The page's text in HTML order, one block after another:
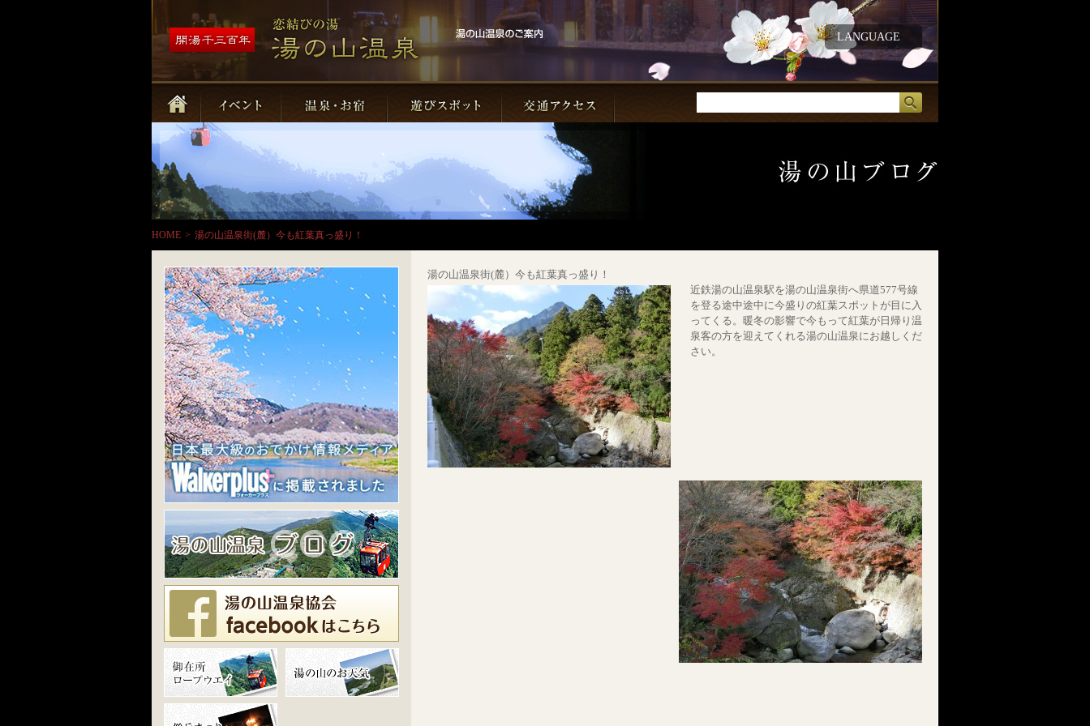
LANGUAGE
HOME > 湯の山温泉街(麓）今も紅葉真っ盛り！
湯の山温泉街(麓）今も紅葉真っ盛り！
近鉄湯の山温泉駅を湯の山温泉街へ県道577号線
を登る途中途中に今盛りの紅葉スポットが目に入
ってくる。暖冬の影響で今もって紅葉が日帰り温
泉客の方を迎えてくれる湯の山温泉にお越しくだ
さい。